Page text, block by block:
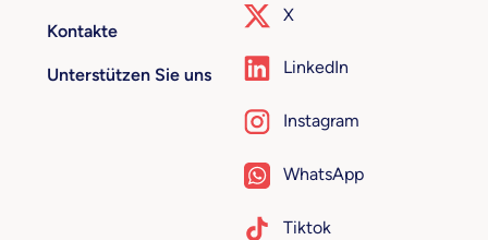
Kontakte
Unterstützen Sie uns
X
LinkedIn
Instagram
WhatsApp
Tiktok